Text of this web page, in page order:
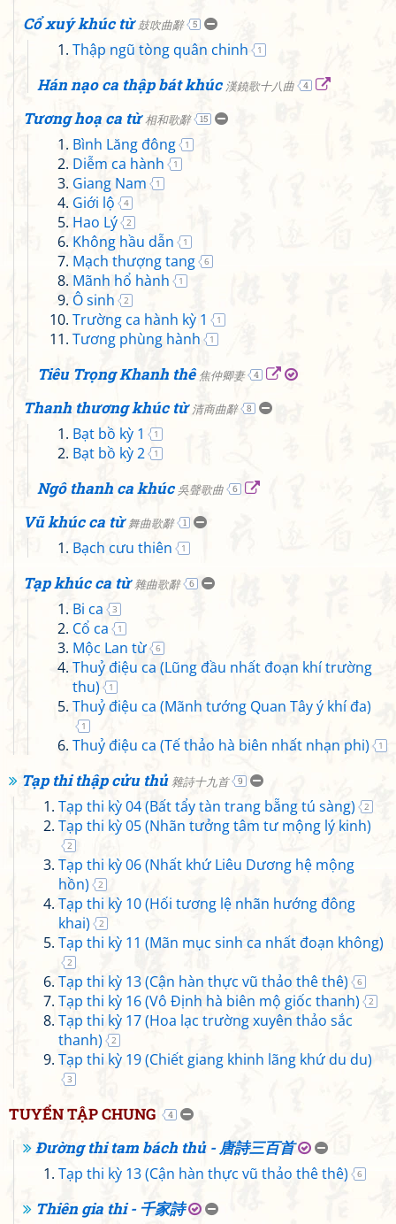
Cổ xuý khúc từ 鼓吹曲辭 5
Thập ngũ tòng quân chinh 1
Hán nạo ca thập bát khúc 漢鐃歌十八曲 4
Tương hoạ ca từ相和歌辭 15
Bình Lăng đông 1
Diễm ca hành 1
Giang Nam 1
Giới lộ 4
Hao Lý 2
Không hầu dẫn 1
Mạch thượng tang 6
Mãnh hổ hành 1
Ô sinh 2
Trường ca hành kỳ 1 1
Tương phùng hành 1
Tiêu Trọng Khanh thê 焦仲卿妻 4
Thanh thương khúc từ 清商曲辭 8
Bạt bồ kỳ 1 1
Bạt bồ kỳ 2 1
Ngô thanh ca khúc吳聲歌曲 6
Vũ khúc ca từ舞曲歌辭 1
Bạch cưu thiên 1
Tạp khúc ca từ雜曲歌辭 6
Bi ca 3
Cổ ca 1
Mộc Lan từ 6
Thuỷ điệu ca (Lũng đầu nhất đoạn khí trường
thu)
1
Thuỷ điệu ca (Mãnh tướng Quan Tây ý khí đa)
1
Thuỷ điệu ca (Tế thảo hà biên nhất nhạn phi) 1
Tạp thi thập cửu thủ 雜詩十九首 9
Tạp thi kỳ 04 (Bất tẩy tàn trang bẵng tú sàng) 2
Tạp thi kỳ 05 (Nhãn tưởng tâm tư mộng lý kinh)
2
Tạp thi kỳ 06 (Nhất khứ Liêu Dương hệ mộng
hồn)
2
Tạp thi kỳ 10 (Hối tương lệ nhãn hướng đông
khai)
2
Tạp thi kỳ 11 (Mãn mục sinh ca nhất đoạn không)
2
Tạp thi kỳ 13 (Cận hàn thực vũ thảo thê thê) 6
Tạp thi kỳ 16 (Vô Định hà biên mộ giốc thanh) 2
Tạp thi kỳ 17 (Hoa lạc trường xuyên thảo sắc
thanh)
2
Tạp thi kỳ 19 (Chiết giang khinh lãng khứ du du)
3
TUYỂN TẬP CHUNG 4
Đường thi tam bách thủ - 唐詩三百首
Tạp thi kỳ 13 (Cận hàn thực vũ thảo thê thê) 6
Thiên gia thi - 千家詩